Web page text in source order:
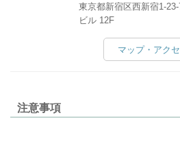
東京都新宿区西新宿1-
ビル 12F
マップ・アク
注意事項